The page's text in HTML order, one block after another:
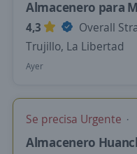
Almacenero para
4,3
Overall
Trujillo, La Libertad
Ayer
Se precisa Urgente
Almacenero